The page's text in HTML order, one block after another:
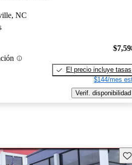
NC
El precio incluye tasas
$144/mes
Verif. disponibilidad